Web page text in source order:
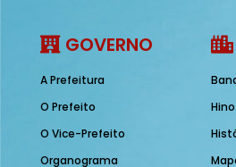
GOVERNO
A Prefeitura
O Prefeito
O Vice-Prefeito
Organograma